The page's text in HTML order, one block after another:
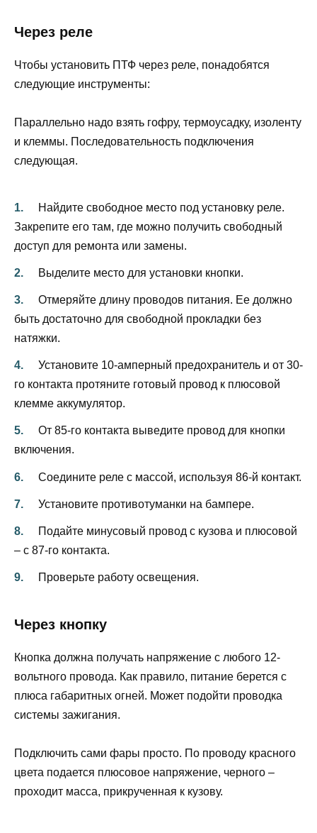
Через реле
Чтобы установить ПТФ через реле, понадобятся
следующие инструменты:
Параллельно надо взять гофру, термоусадку, изоленту
и клеммы. Последовательность подключения
следующая.
Найдите свободное место под установку реле.
Закрепите его там, где можно получить свободный
доступ для ремонта или замены.
Выделите место для установки кнопки.
Отмеряйте длину проводов питания. Ее должно
быть достаточно для свободной прокладки без
натяжки.
Установите 10-амперный предохранитель и от 30-
го контакта протяните готовый провод к плюсовой
клемме аккумулятор.
От 85-го контакта выведите провод для кнопки
включения.
Соедините реле с массой, используя 86-й контакт.
Установите противотуманки на бампере.
Подайте минусовый провод с кузова и плюсовой
– с 87-го контакта.
Проверьте работу освещения.
Через кнопку
Кнопка должна получать напряжение с любого 12-
вольтного провода. Как правило, питание берется с
плюса габаритных огней. Может подойти проводка
системы зажигания.
Подключить сами фары просто. По проводу красного
цвета подается плюсовое напряжение, черного –
проходит масса, прикрученная к кузову.